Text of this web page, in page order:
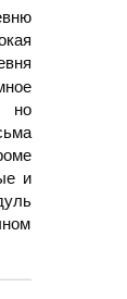
но
и